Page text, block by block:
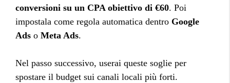
conversioni su un CPA obiettivo di €60. Poi
impostala come regola automatica dentro Google
Ads o Meta Ads.
Nel passo successivo, userai queste soglie per
spostare il budget sui canali locali più forti.